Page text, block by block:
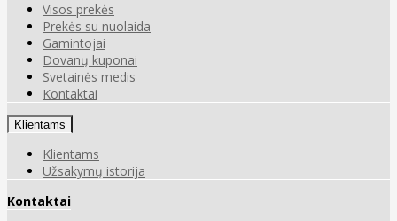
Visos prekės
Prekės su nuolaida
Gamintojai
Dovanų kuponai
Svetainės medis
Kontaktai
Klientams
Klientams
Užsakymų istorija
Kontaktai